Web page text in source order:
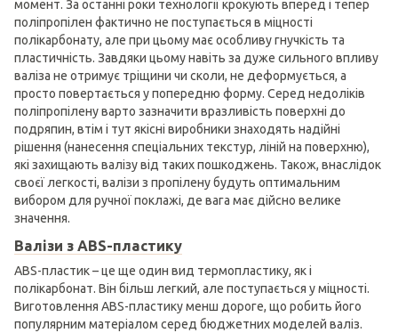
момент. За останні роки технології крокують вперед і тепер
поліпропілен фактично не поступається в міцності
полікарбонату, але при цьому має особливу гнучкість та
пластичність. Завдяки цьому навіть за дуже сильного впливу
валіза не отримує тріщини чи сколи, не деформується, а
просто повертається у попередню форму. Серед недоліків
поліпропілену варто зазначити вразливість поверхні до
подряпин, втім і тут якісні виробники знаходять надійні
рішення (нанесення спеціальних текстур, ліній на поверхню),
які захищають валізу від таких пошкоджень. Також, внаслідок
своєї легкості, валізи з пропілену будуть оптимальним
вибором для ручної поклажі, де вага має дійсно велике
значення.
Валізи з ABS-пластику
ABS-пластик – це ще один вид термопластику, як і
полікарбонат. Він більш легкий, але поступається у міцності.
Виготовлення ABS-пластику менш дороге, що робить його
популярним матеріалом серед бюджетних моделей валіз.